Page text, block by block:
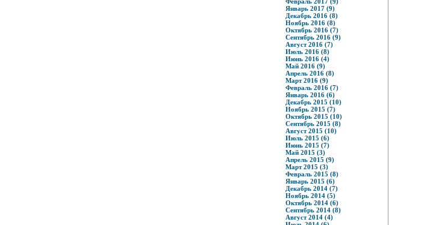
Январь 2017 (9)
Декабрь 2016 (8)
Ноябрь 2016 (8)
Октябрь 2016 (7)
Сентябрь 2016 (9)
Август 2016 (7)
Июль 2016 (8)
Июнь 2016 (4)
Май 2016 (9)
Апрель 2016 (8)
Март 2016 (9)
Февраль 2016 (7)
Январь 2016 (6)
Декабрь 2015 (10)
Ноябрь 2015 (7)
Октябрь 2015 (10)
Сентябрь 2015 (8)
Август 2015 (10)
Июль 2015 (6)
Июнь 2015 (7)
Май 2015 (3)
Апрель 2015 (9)
Март 2015 (3)
Февраль 2015 (8)
Январь 2015 (6)
Декабрь 2014 (7)
Ноябрь 2014 (5)
Октябрь 2014 (6)
Сентябрь 2014 (8)
Август 2014 (4)